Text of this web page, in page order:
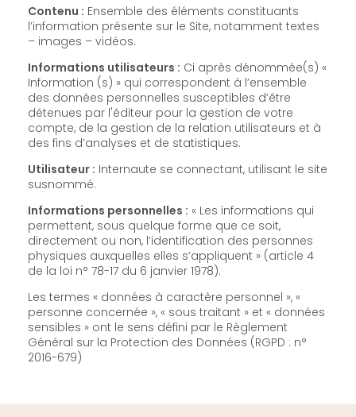
Contenu : Ensemble des éléments constituants
l’information présente sur le Site, notamment textes
– images – vidéos.
Informations utilisateurs : Ci après dénommée(s) «
Information (s) » qui correspondent à l’ensemble
des données personnelles susceptibles d’être
détenues par l'éditeur pour la gestion de votre
compte, de la gestion de la relation utilisateurs et à
des fins d’analyses et de statistiques.
Utilisateur : Internaute se connectant, utilisant le site
susnommé.
Informations personnelles : « Les informations qui
permettent, sous quelque forme que ce soit,
directement ou non, l’identification des personnes
physiques auxquelles elles s’appliquent » (article 4
de la loi n° 78-17 du 6 janvier 1978).
Les termes « données à caractère personnel », «
personne concernée », « sous traitant » et « données
sensibles » ont le sens défini par le Règlement
Général sur la Protection des Données (RGPD : n°
2016-679)